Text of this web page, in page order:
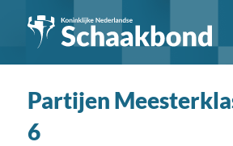
Partijen
6